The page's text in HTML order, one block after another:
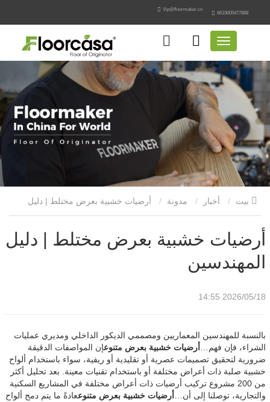
8619005477888
Vip@floormaker.cn
أخبار مدونة أرضيات خشبية بعرض مختلط | دليل
المهندسين
أرضيات خشبية بعرض مختلط | دليل
المهندسين
2026/05/18 14:55
بالنسبة للمهندسين المعماريين ومصممي الديكور الداخلي ومديري عمليات
الشراء، فإن فهم…
أرضيات خشبية بعرض متنوعإن المواصفات الدقيقة
ضرورية لتحقيق تصميمات عصرية أو تقليدية أو ريفية، سواء باستخدام ألواح
خشبية صلبة ذات أعراض مختلفة أو باستخدام تقنيات معينة. بعد تحليل أكثر
من 200 مشروع تركيب أرضيات ذات أعراض مختلفة في المشاريع السكنية
والتجارية، توصلنا إلى أن…
أرضيات خشبية بعرض متنوععادةً ما يتم دمج ألواح